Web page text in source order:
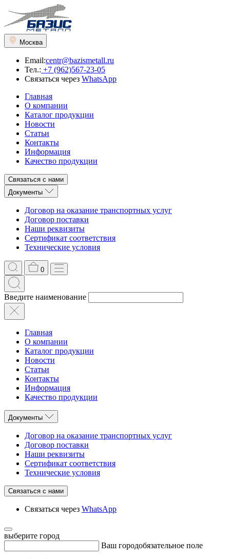
Москва
Email:centr@bazismetall.ru
Тел.: +7 (962)567-23-05
Связаться через WhatsApp
Главная
О компании
Каталог продукции
Новости
Статьи
Контакты
Информация
Качество продукции
Связаться с нами
Документы
Договор на оказание транспортных услуг
Договор поставки
Наши реквизиты
Сертификат соответствия
Технические условия
0
Введите наименование
Главная
О компании
Каталог продукции
Новости
Статьи
Контакты
Информация
Качество продукции
Документы
Договор на оказание транспортных услуг
Договор поставки
Наши реквизиты
Сертификат соответствия
Технические условия
Связаться с нами
Связаться через WhatsApp
выберите город
Ваш городобязательное поле